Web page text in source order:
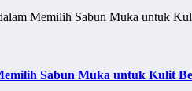
Sabun Muka untuk Kulit